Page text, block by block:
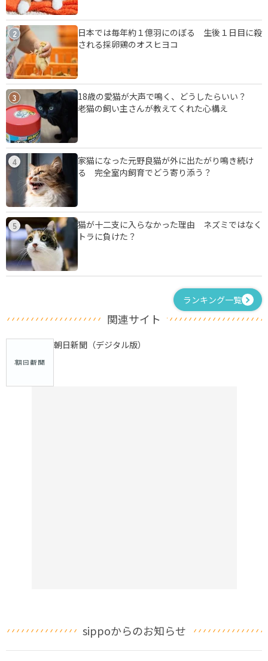
2
日本では毎年約１億羽にのぼる 生後１日目に殺
される採卵鶏のオスヒヨコ
3
18歳の愛猫が大声で鳴く、どうしたらいい？
老猫の飼い主さんが教えてくれた心構え
4
家猫になった元野良猫が外に出たがり鳴き続け
る 完全室内飼育でどう寄り添う？
5
猫が十二支に入らなかった理由 ネズミではなく
トラに負けた？
ランキング一覧
関連サイト
朝日新聞（デジタル版）
sippoからのお知らせ